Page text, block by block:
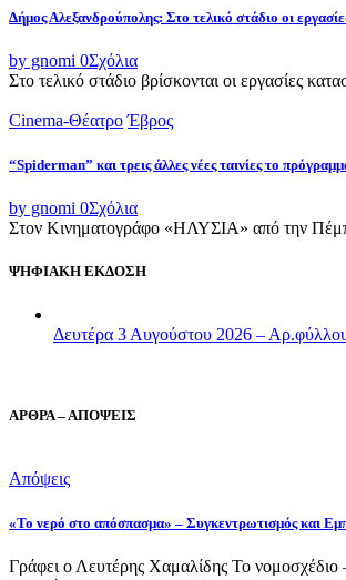
Δήμος Αλεξανδρούπολης: Στο τελικό στάδιο οι
by gnomi 0Σχόλια
Στο τελικό στάδιο βρίσκονται οι εργασίες
Cinema-Θέατρο Έβρος
“Spiderman” και τρεις άλλες νέες ταινίες το
by gnomi 0Σχόλια
Στον Κινηματογράφο «ΗΛΥΣΙΑ» από την
ΨΗΦΙΑΚΗ ΕΚΔΟΣΗ
Δευτέρα 3 Αυγούστου 2026 –
ΑΡΘΡΑ – ΑΠΟΨΕΙΣ
Απόψεις
«Το νερό στο απόσπασμα» – Συγκεντρωτισμός και
Γράφει ο Λευτέρης Χαμαλίδης Το νομοσχέδιο